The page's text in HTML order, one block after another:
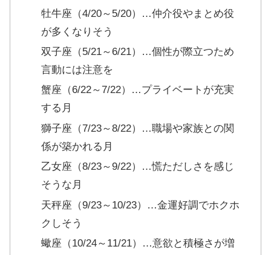
牡牛座（4/20～5/20）…仲介役やまとめ役
が多くなりそう
双子座（5/21～6/21）…個性が際立つため
言動には注意を
蟹座（6/22～7/22）…プライベートが充実
する月
獅子座（7/23～8/22）…職場や家族との関
係が築かれる月
乙女座（8/23～9/22）…慌ただしさを感じ
そうな月
天秤座（9/23～10/23）…金運好調でホクホ
クしそう
蠍座（10/24～11/21）…意欲と積極さが増